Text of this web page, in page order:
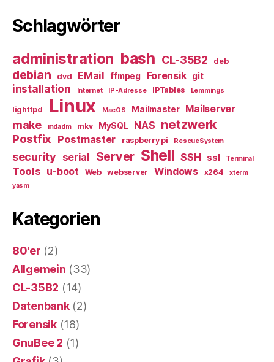
Schlagwörter
administration bash CL-35B2 deb
debian dvd EMail ffmpeg Forensik git
installation Internet IP-Adresse IPTables Lemmings
lighttpd Linux MacOS Mailmaster Mailserver
make mdadm mkv MySQL NAS netzwerk
Postfix Postmaster raspberry pi RescueSystem
security serial Server Shell SSH ssl Terminal
Tools u-boot Web webserver Windows x264
xterm
yasm
Kategorien
80'er (2)
Allgemein (33)
CL-35B2 (14)
Datenbank(2)
Forensik(18)
GnuBee 2 (1)